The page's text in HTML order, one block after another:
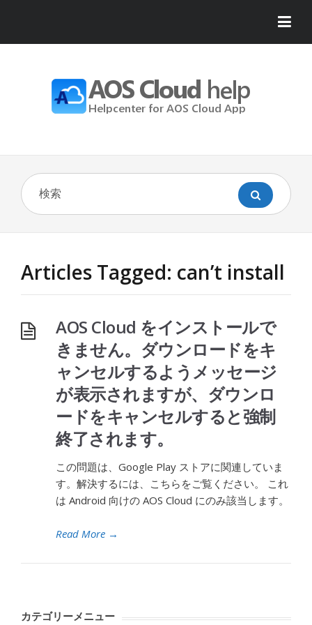
Articles Tagged: can’t install
AOS Cloud をインストールで
きません。ダウンロードをキ
ャンセルするようメッセージ
が表示されますが、ダウンロ
ードをキャンセルすると強制
終了されます。
この問題は、Google Play ストアに関連していま
す。解決するには、こちらをご覧ください。 これ
は Android 向けの AOS Cloud にのみ該当します。
Read More →
カテゴリーメニュー